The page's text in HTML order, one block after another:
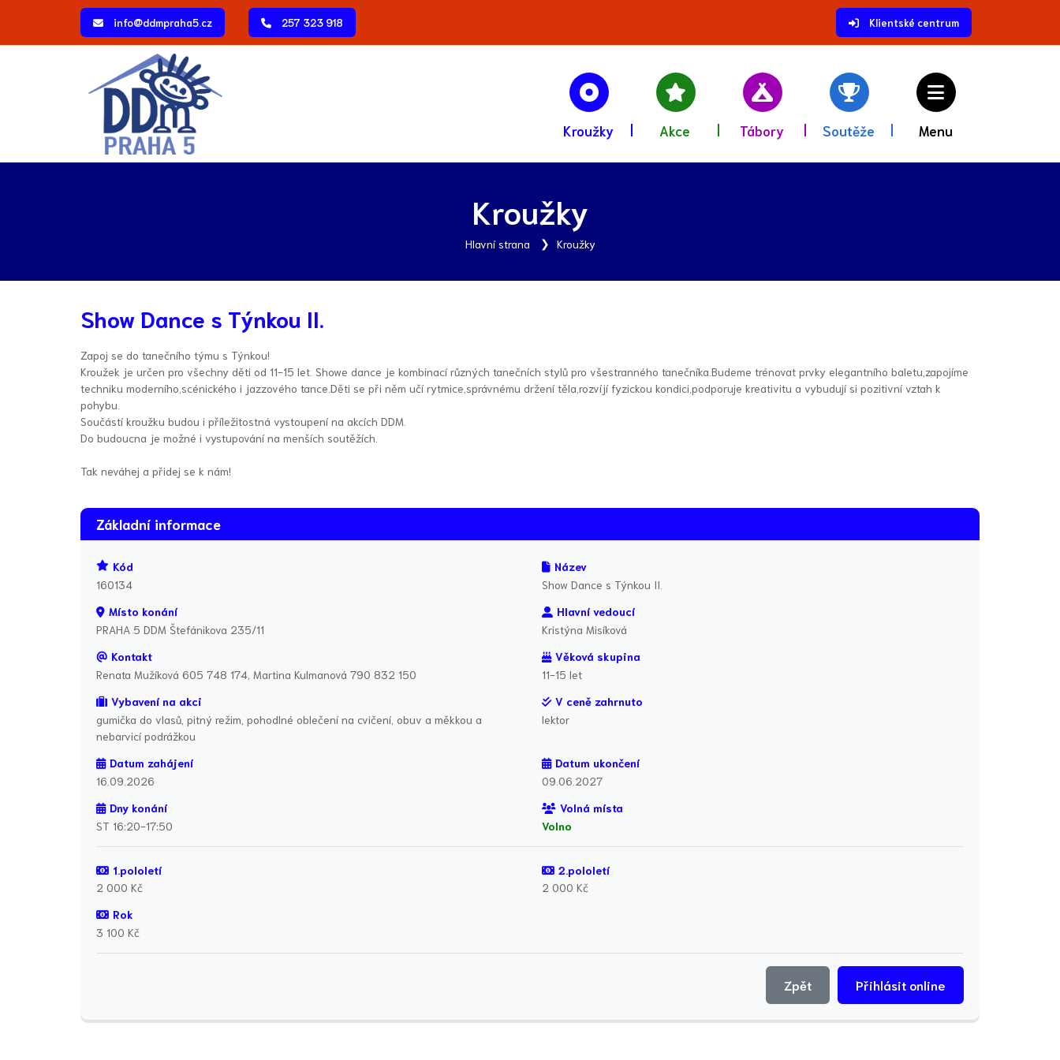
info@ddmpraha5.cz 257 323 918 Klientské centrum
Kroužky Akce Tábory Soutěže Menu
Kroužky
Hlavní strana Kroužky
Show Dance s Týnkou II.
Zapoj se do tanečního týmu s Týnkou!
Kroužek je určen pro všechny děti od 11-15 let. Showe dance je kombinací různých tanečních stylů pro všestranného tanečníka.Budeme trénovat prvky elegantního baletu,zapojíme
techniku moderního,scénického i jazzového tance.Děti se při něm učí rytmice,správnému držení těla,rozvíjí fyzickou kondici,podporuje kreativitu a vybudují si pozitivní vztah k
pohybu.
Součástí kroužku budou i příležitostná vystoupení na akcích DDM.
Do budoucna je možné i vystupování na menších soutěžích.
Tak neváhej a přidej se k nám!
Základní informace
Kód
160134
Název
Show Dance s Týnkou II.
Místo konání
PRAHA 5 DDM Štefánikova 235/11
Hlavní vedoucí
Kristýna Misíková
Kontakt
Renata Mužíková 605 748 174, Martina Kulmanová 790 832 150
Věková skupina
11-15 let
Vybavení na akci
gumička do vlasů, pitný režim, pohodlné oblečení na cvičení, obuv a měkkou a
nebarvicí podrážkou
V ceně zahrnuto
lektor
Datum zahájení
16.09.2026
Datum ukončení
09.06.2027
Dny konání
ST 16:20-17:50
Volná místa
Volno
1.pololetí
2 000 Kč
2.pololetí
2 000 Kč
Rok
3 100 Kč
Přihlásit online
Zpět